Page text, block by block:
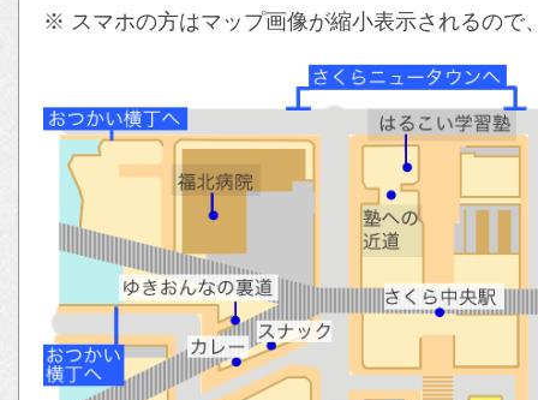
※ スマホの方はマップ画像が縮小表示されるので